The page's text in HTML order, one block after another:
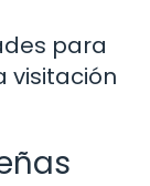
para
visitación